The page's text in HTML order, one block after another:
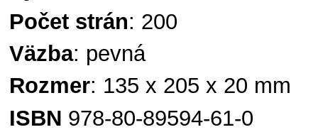
Počet strán: 200
Väzba: pevná
Rozmer: 135 x 205 x 20 mm
ISBN 978-80-89594-61-0